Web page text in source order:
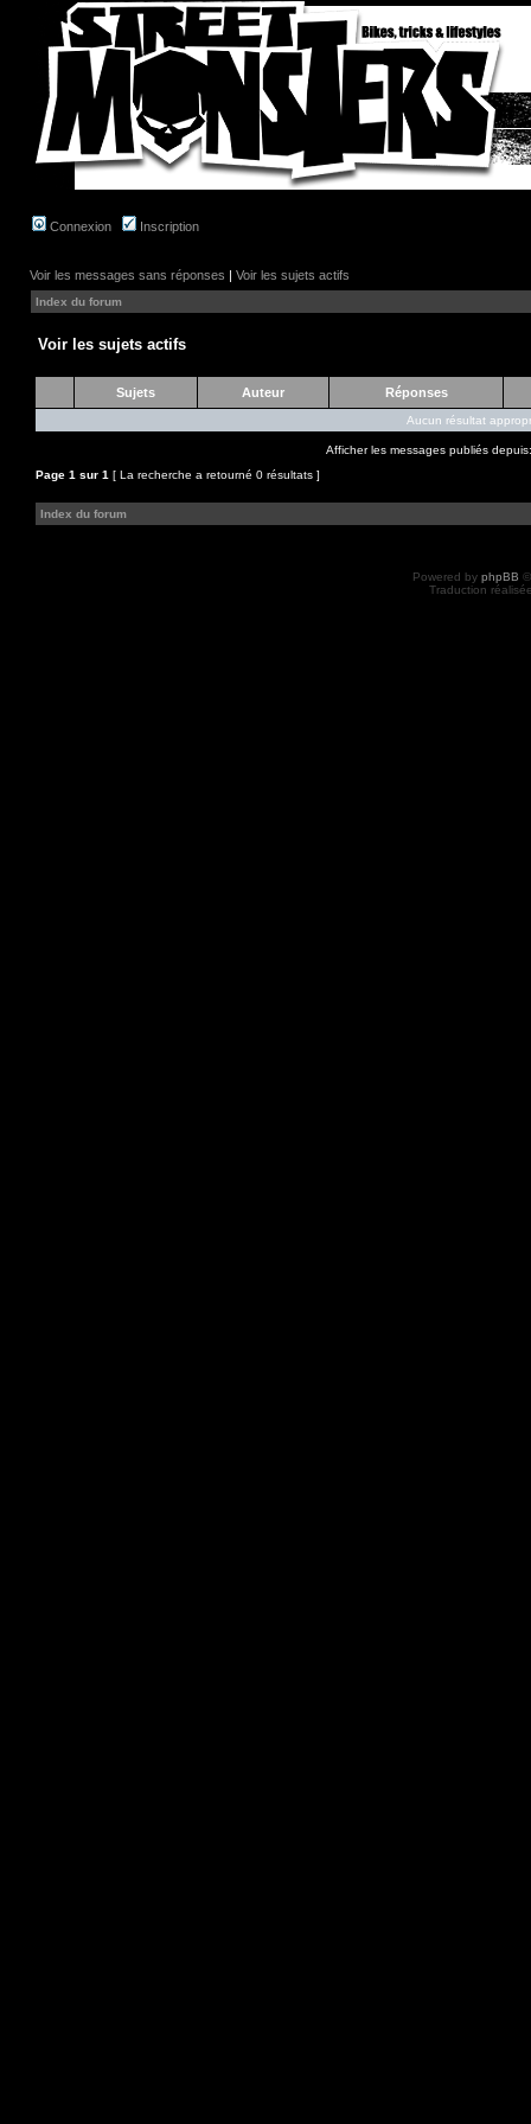
Connexion Inscription
Voir les messages sans réponses | Voir les sujets actifs
Index du forum
Voir les sujets actifs
Sujets Auteur Réponses
Aucun résultat
Afficher les messages publiés depuis:
Page 1 sur 1 [ La recherche a retourné 0 résultats ]
Index du forum
Powered by phpBB
Traduction